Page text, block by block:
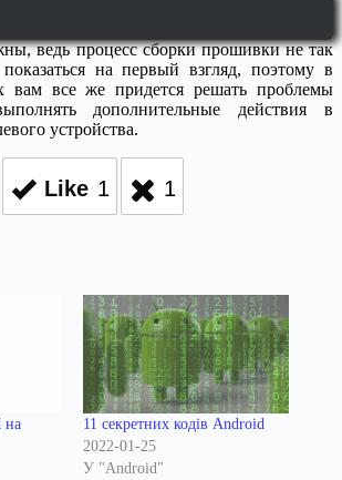
ведь процесс сборки прошивки не так
на первый взгляд, поэтому в
вам все же придется решать проблемы
дополнительные действия в
устройства.
Like 1 1
на
11 секретних кодів Android
2022-01-25
У "Android"